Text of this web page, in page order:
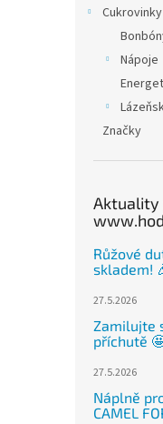
Cukrovinky
Nápoje
Značky
Aktuality
Růžové
skladem!
27.5.2026
Zamilujte
příchutě
27.5.2026
Náplně
CAMEL